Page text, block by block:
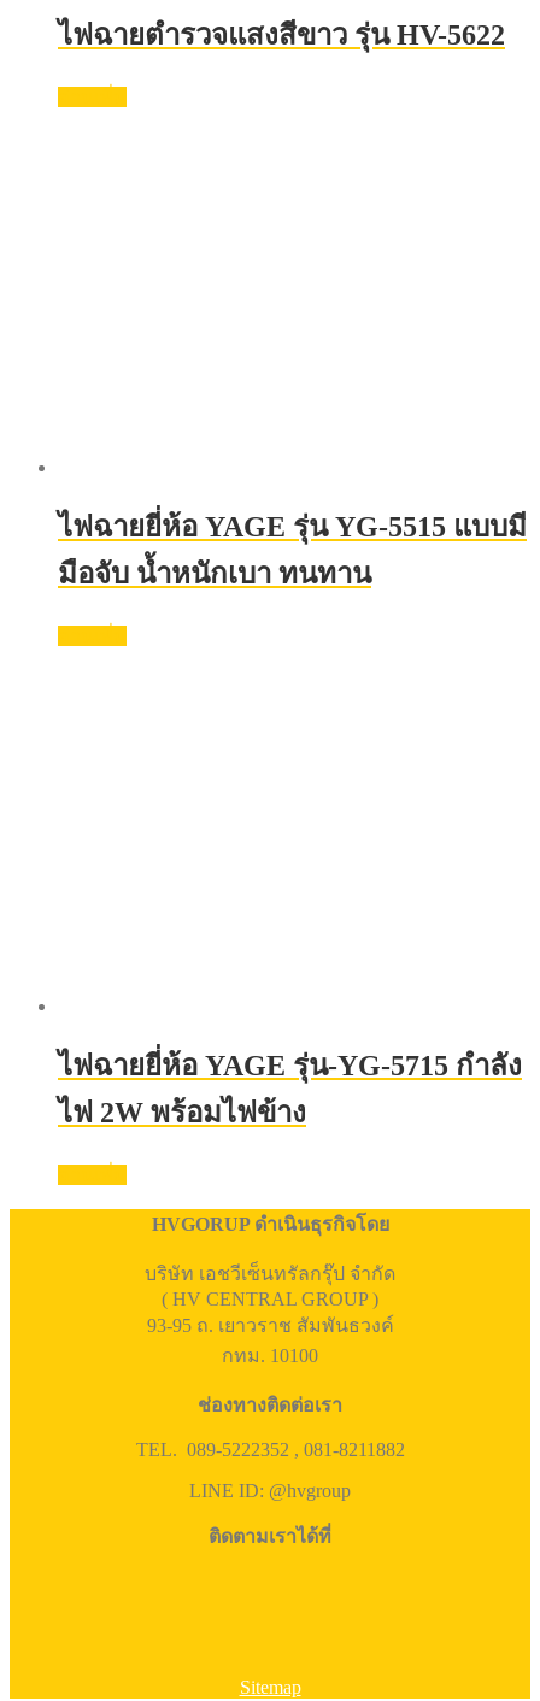
ไฟฉายตำรวจแสงสีขาว รุ่น HV-5622
ไฟฉายยี่ห้อ YAGE รุ่น YG-5515 แบบมี
มือจับ น้ำหนักเบา ทนทาน
ไฟฉายยี่ห้อ YAGE รุ่น-YG-5715 กำลัง
ไฟ 2W พร้อมไฟข้าง
HVGORUP ดำเนินธุรกิจโดย
บริษัท เอชวีเซ็นทรัลกรุ๊ป จำกัด
( HV CENTRAL GROUP )
93-95 ถ. เยาวราช สัมพันธวงค์
กทม. 10100
ช่องทางติดต่อเรา
TEL. 089-5222352 , 081-8211882
LINE ID: @hvgroup
ติดตามเราได้ที่
Sitemap